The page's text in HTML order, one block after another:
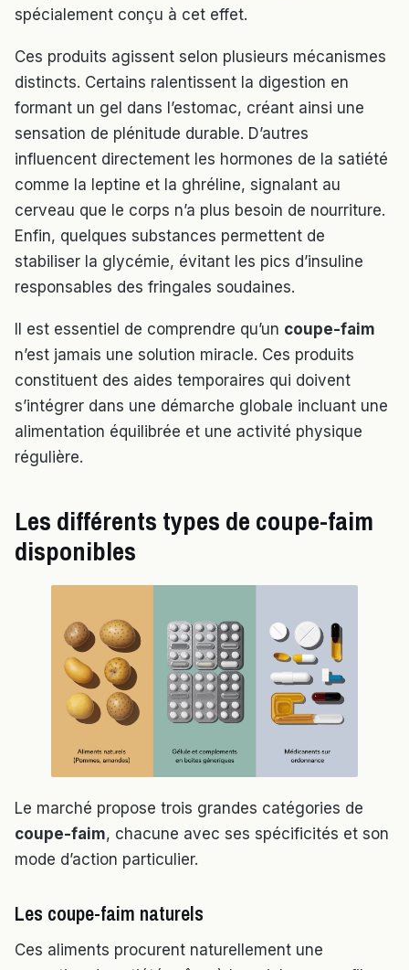
spécialement conçu à cet effet.
Ces produits agissent selon plusieurs mécanismes
distincts. Certains ralentissent la digestion en
formant un gel dans l’estomac, créant ainsi une
sensation de plénitude durable. D’autres
influencent directement les hormones de la satiété
comme la leptine et la ghréline, signalant au
cerveau que le corps n’a plus besoin de nourriture.
Enfin, quelques substances permettent de
stabiliser la glycémie, évitant les pics d’insuline
responsables des fringales soudaines.
Il est essentiel de comprendre qu’un coupe-faim
n’est jamais une solution miracle. Ces produits
constituent des aides temporaires qui doivent
s’intégrer dans une démarche globale incluant une
alimentation équilibrée et une activité physique
régulière.
Les différents types de coupe-faim
disponibles
Le marché propose trois grandes catégories de
coupe-faim, chacune avec ses spécificités et son
mode d’action particulier.
Les coupe-faim naturels
Ces aliments procurent naturellement une